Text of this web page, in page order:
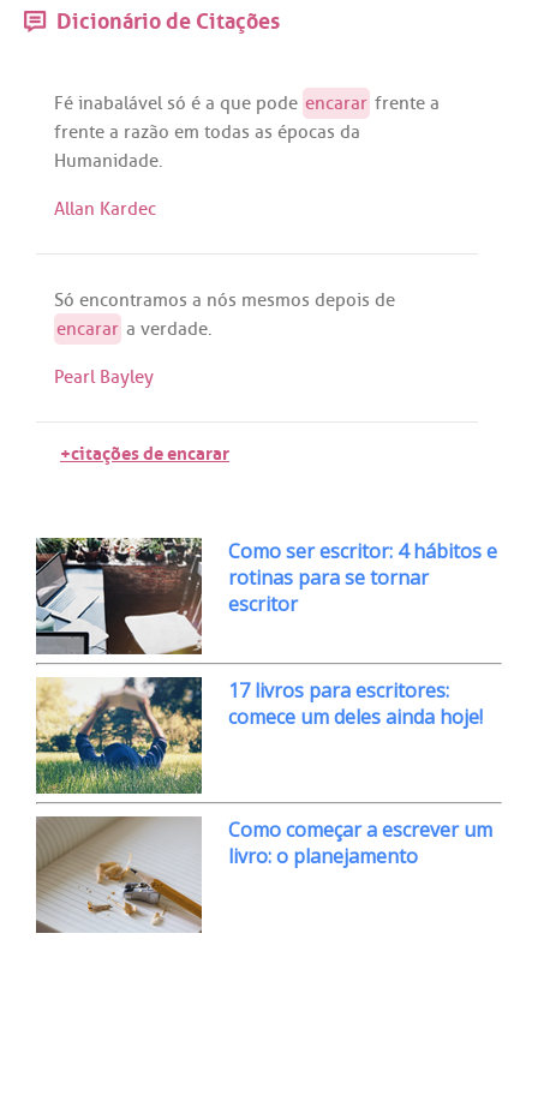
Dicionário de Citações
Fé inabalável só é a que pode encarar frente a
frente a razão em todas as épocas da
Humanidade.
Allan Kardec
Só encontramos a nós mesmos depois de
encarar a verdade.
Pearl Bayley
+citações de encarar
Como ser escritor: 4 hábitos e
rotinas para se tornar
escritor
17 livros para escritores:
comece um deles ainda hoje!
Como começar a escrever um
livro: o planejamento